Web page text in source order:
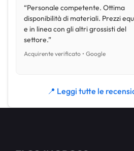
“Personale competente. Ottima
disponibilità di materiali. Prezzi
e in linea con gli altri grossisti del
settore.”
Acquirente verificato • Google
📍 Leggi tutte le